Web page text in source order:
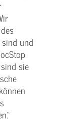
und
sie